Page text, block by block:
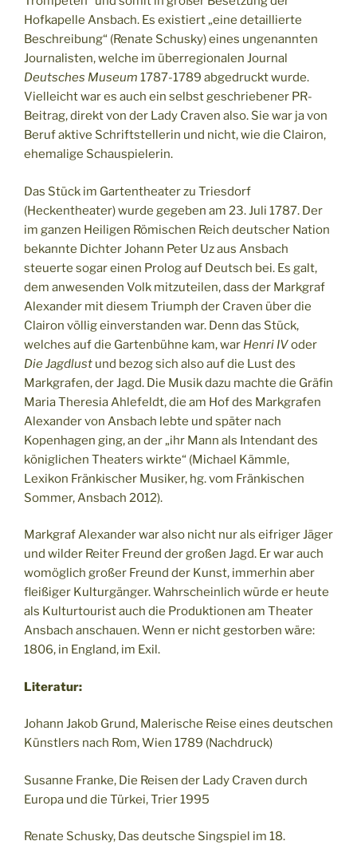
Hofkapelle Ansbach. Es existiert „eine detaillierte
Beschreibung“ (Renate Schusky) eines ungenannten
Journalisten, welche im überregionalen Journal
Deutsches Museum 1787-1789 abgedruckt wurde.
Vielleicht war es auch ein selbst geschriebener PR-
Beitrag, direkt von der Lady Craven also. Sie war ja von
Beruf aktive Schriftstellerin und nicht, wie die Clairon,
ehemalige Schauspielerin.
Das Stück im Gartentheater zu Triesdorf
(Heckentheater) wurde gegeben am 23. Juli 1787. Der
im ganzen Heiligen Römischen Reich deutscher Nation
bekannte Dichter Johann Peter Uz aus Ansbach
steuerte sogar einen Prolog auf Deutsch bei. Es galt,
dem anwesenden Volk mitzuteilen, dass der Markgraf
Alexander mit diesem Triumph der Craven über die
Clairon völlig einverstanden war. Denn das Stück,
welches auf die Gartenbühne kam, war Henri IVoder
Die Jagdlust und bezog sich also auf die Lust des
Markgrafen, der Jagd. Die Musik dazu machte die Gräfin
Maria Theresia Ahlefeldt, die am Hof des Markgrafen
Alexander von Ansbach lebte und später nach
Kopenhagen ging, an der „ihr Mann als Intendant des
königlichen Theaters wirkte“ (Michael Kämmle,
Lexikon Fränkischer Musiker, hg. vom Fränkischen
Sommer, Ansbach 2012).
Markgraf Alexander war also nicht nur als eifriger Jäger
und wilder Reiter Freund der großen Jagd. Er war auch
womöglich großer Freund der Kunst, immerhin aber
fleißiger Kulturgänger. Wahrscheinlich würde er heute
als Kulturtourist auch die Produktionen am Theater
Ansbach anschauen. Wenn er nicht gestorben wäre:
1806, in England, im Exil.
Literatur:
Johann Jakob Grund, Malerische Reise eines deutschen
Künstlers nach Rom, Wien 1789 (Nachdruck)
Susanne Franke, Die Reisen der Lady Craven durch
Europa und die Türkei, Trier 1995
Renate Schusky, Das deutsche Singspiel im 18.